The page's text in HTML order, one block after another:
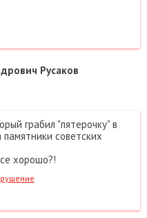
Русаков
грабил "пятерочку" в
советских
хорошо?!